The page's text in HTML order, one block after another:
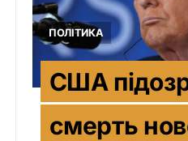
ПОЛІТИКА
США
смерть